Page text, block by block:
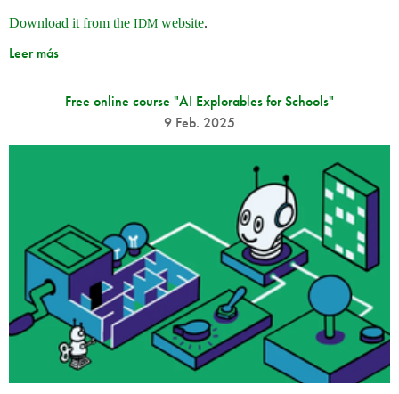
Download it from the IDM website.
Leer más
Free online course "AI Explorables for Schools"
9 Feb. 2025